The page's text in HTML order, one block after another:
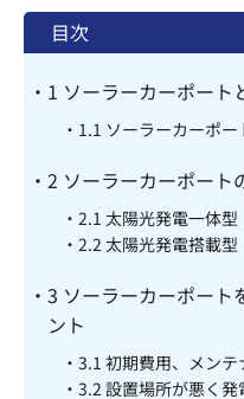
目次
1 ソーラーカーポート
1.1 ソーラーカーポ
2 ソーラーカーポート
2.1 太陽光発電一体型
2.2 太陽光発電搭載型
3 ソーラーカーポート
ント
3.1 初期費用、メン
3.2 設置場所が悪く発